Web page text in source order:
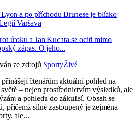
Lyon a po příchodu Brunese je blízko
Varšava
útoku a Jan Kuchta se ocitl mimo
zápas. O jeho...
ze zdrojů SportyŽivě
čtenářům aktuální pohled na
– nejen prostřednictvím výsledků, ale
a pohledu do zákulisí. Obsah se
přičemž silně zastoupený je zejména
ale...